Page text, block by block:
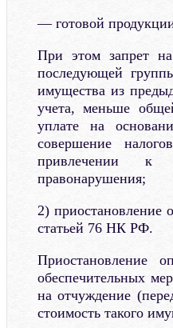
— готовой
При этом запрет
последующей
имущества из
учета, меньше
уплате на
совершение
привлечении к
правонарушения;
2) приостановление
статьей 76 НК РФ.
Приостановление
обеспечительных
на отчуждение
стоимость такого